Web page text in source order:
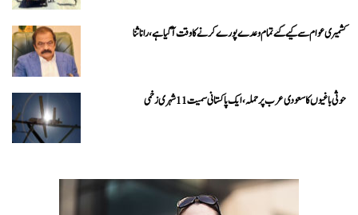
کشمیری عوام سے کیے گئے تمام وعدے پورے کرنے کا وقت آ گیا ہے، رانا ثنا
حوثی باغیوں کا سعودی عرب پر حملہ، ایک پاکستانی سمیت 11 شہری زخمی